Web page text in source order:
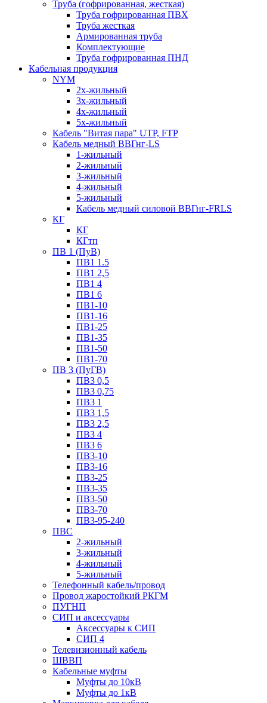
Труба (гофрированная, жесткая)
Труба гофрированная ПВХ
Труба жесткая
Армированная труба
Комплектующие
Труба гофрированная ПНД
Кабельная продукция
NYM
2х-жильный
3х-жильный
4х-жильный
5х-жильный
Кабель "Витая пара" UTP, FTP
Кабель медный ВВГнг-LS
1-жильный
2-жильный
3-жильный
4-жильный
5-жильный
Кабель медный силовой ВВГнг-FRLS
КГ
КГ
КГтп
ПВ 1 (ПуВ)
ПВ1 1.5
ПВ1 2,5
ПВ1 4
ПВ1 6
ПВ1-10
ПВ1-16
ПВ1-25
ПВ1-35
ПВ1-50
ПВ1-70
ПВ 3 (ПуГВ)
ПВ3 0,5
ПВ3 0,75
ПВ3 1
ПВ3 1,5
ПВ3 2,5
ПВ3 4
ПВ3 6
ПВ3-10
ПВ3-16
ПВ3-25
ПВ3-35
ПВ3-50
ПВ3-70
ПВ3-95-240
ПВС
2-жильный
3-жильный
4-жильный
5-жильный
Телефонный кабель/провод
Провод жаростойкий РКГМ
ПУГНП
СИП и аксессуары
Аксессуары к СИП
СИП 4
Телевизионный кабель
ШВВП
Кабельные муфты
Муфты до 10кВ
Муфты до 1кВ